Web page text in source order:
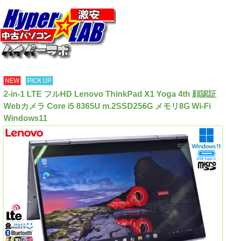
NEW PICK UP
2-in-1 LTE フルHD Lenovo ThinkPad X1 Yoga 4th 顔認証
Webカメラ Core i5 8365U m.2SSD256G メモリ8G Wi-Fi
Windows11